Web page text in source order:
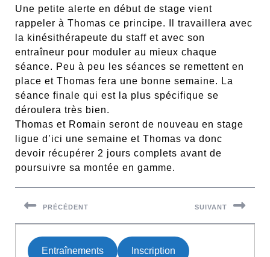
Une petite alerte en début de stage vient
rappeler à Thomas ce principe. Il travaillera avec
la kinésithérapeute du staff et avec son
entraîneur pour moduler au mieux chaque
séance. Peu à peu les séances se remettent en
place et Thomas fera une bonne semaine. La
séance finale qui est la plus spécifique se
déroulera très bien.
Thomas et Romain seront de nouveau en stage
ligue d’ici une semaine et Thomas va donc
devoir récupérer 2 jours complets avant de
poursuivre sa montée en gamme.
Navigation
de
l’article
PRÉCÉDENT
post:
SUIVANT
post:
Entraînements Inscription